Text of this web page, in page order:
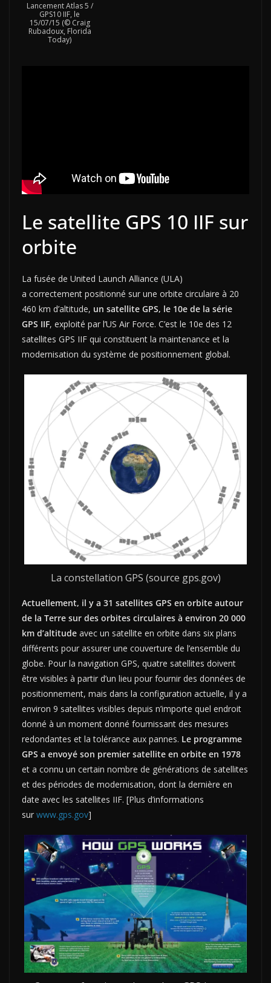
Lancement Atlas 5 /
GPS10 IIF, le
15/07/15 (© Craig
Rubadoux, Florida
Today)
Le satellite GPS 10 IIF sur
orbite
La fusée de United Launch Alliance (ULA)
a correctement positionné sur une orbite circulaire à 20
460 km d’altitude, un satellite GPS, le 10e de la série
GPS IIF, exploité par l’US Air Force. C’est le 10e des 12
satellites GPS IIF qui constituent la maintenance et la
modernisation du système de positionnement global.
La constellation GPS (source gps.gov)
Actuellement, il y a 31 satellites GPS en orbite autour
de la Terre sur des orbites circulaires à environ 20 000
km d’altitude avec un satellite en orbite dans six plans
différents pour assurer une couverture de l’ensemble du
globe. Pour la navigation GPS, quatre satellites doivent
être visibles à partir d’un lieu pour fournir des données de
positionnement, mais dans la configuration actuelle, il y a
environ 9 satellites visibles depuis n’importe quel endroit
donné à un moment donné fournissant des mesures
redondantes et la tolérance aux pannes. Le programme
GPS a envoyé son premier satellite en orbite en 1978
et a connu un certain nombre de générations de satellites
et des périodes de modernisation, dont la dernière en
date avec les satellites IIF. [Plus d’informations
sur www.gps.gov]